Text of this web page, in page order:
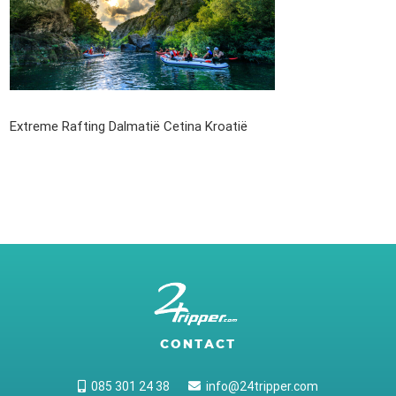
Extreme Rafting Dalmatië Cetina Kroatië
CONTACT
085 301 24 38 info@24tripper.com